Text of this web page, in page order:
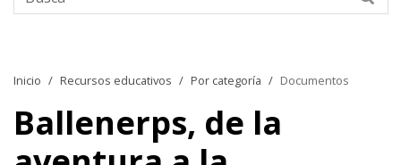
Inicio Recursos educativos Por categoría Documentos
Ballenerps, de la